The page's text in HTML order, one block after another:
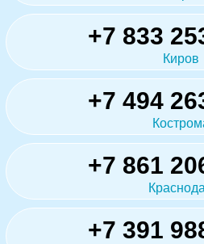
+7 833
Киров
+7 494
+7 861
+7 391